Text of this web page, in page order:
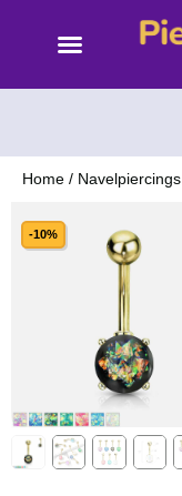
Home / Navelpiercings
-10%